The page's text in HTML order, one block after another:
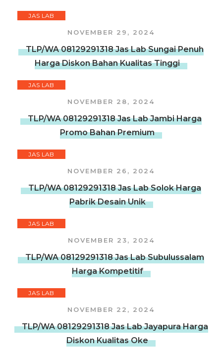
JAS LAB
NOVEMBER 29, 2024
TLP/WA 08129291318 Jas Lab Sungai Penuh
Harga Diskon Bahan Kualitas Tinggi
JAS LAB
NOVEMBER 28, 2024
TLP/WA 08129291318 Jas Lab Jambi Harga
Promo Bahan Premium
JAS LAB
NOVEMBER 26, 2024
TLP/WA 08129291318 Jas Lab Solok Harga
Pabrik Desain Unik
JAS LAB
NOVEMBER 23, 2024
TLP/WA 08129291318 Jas Lab Subulussalam
Harga Kompetitif
JAS LAB
NOVEMBER 22, 2024
TLP/WA 08129291318 Jas Lab Jayapura Harga
Diskon Kualitas Oke